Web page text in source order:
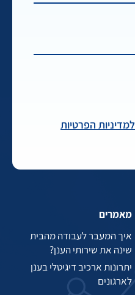
למדיניות הפרטיות
מאמרים
איך המעבר לעבודה מהבית
שינה את שירותי הענן?
יתרונות ארכיב דיגיטלי בענן
לארגונים